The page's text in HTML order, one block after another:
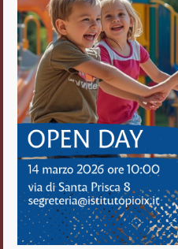
Roma
Fratelli delle